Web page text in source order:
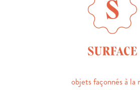
objets façonnés à la